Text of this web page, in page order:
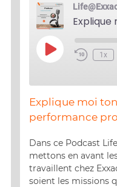
Play
Episode
1x
RSS FEED
SHARE
EMBED
Explique moi
performance
Dans ce Podcast
mettons en avant
travaillent chez
soient les missions